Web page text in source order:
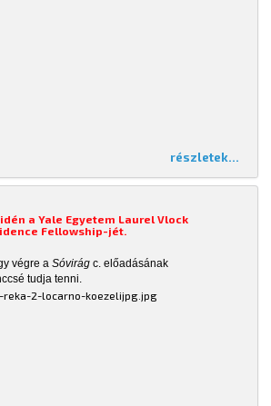
részletek...
a Yale Egyetem Laurel Vlock
Fellowship-jét.
végre a Sóvirág c. előadásának
tudja tenni.